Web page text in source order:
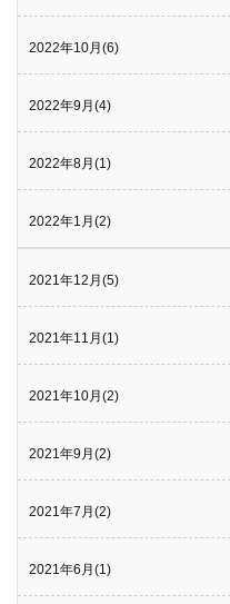
2022年10月(6)
2022年9月(4)
2022年8月(1)
2022年1月(2)
2021年12月(5)
2021年11月(1)
2021年10月(2)
2021年9月(2)
2021年7月(2)
2021年6月(1)